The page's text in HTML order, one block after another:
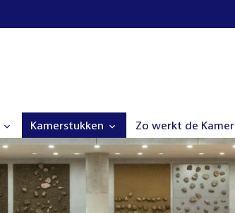
Kamerstukken Zo werkt de Kamer